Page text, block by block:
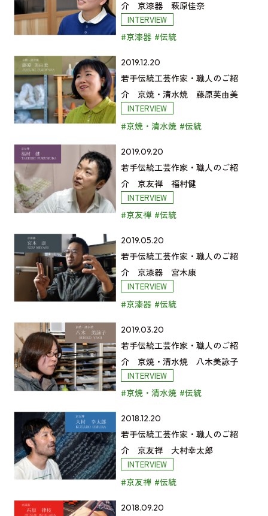
を
読
む
翔
子
記
事
を
読
む
介
京
焼・
清
水
焼
山
口
加
の
記
事
を
読
む
職
人
ご
紹
介
京
友
禅
眞
鍋
沙
智
事
を
む
伝
統
工
芸
作
家・
職
人
ご
紹
介
京
漆
器
萩
原
記
事
を
読
む
介 京漆器 萩原佳奈
INTERVIEW
#京漆器 #伝統
若
手
伝
統
工
芸
作
家・
職
人
紹
介
焼・
清
水
焼
藤
原
美
の
記
事
を
2019.12.20
若手伝統工芸作家・職人のご紹
介 京焼・清水焼 藤原芙由美
INTERVIEW
#京焼・清水焼 #伝統
若
手
伝
統
工
芸
作
家・
ご
紹
介
京
友
禅
福
村
健
の
事
2019.09.20
若手伝統工芸作家・職人のご紹
介 京友禅 福村健
INTERVIEW
#京友禅 #伝統
手
伝
工
芸
作
家・
職
人
紹
介
京
漆
器
2019.05.20
若手伝統工芸作家・職人のご紹
介 京漆器 宮木康
INTERVIEW
#京漆器 #伝統
若
手
伝
統
工
芸
作
家・
職
人
ご
2019.03.20
若手伝統工芸作家・職人のご紹
介 京焼・清水焼 八木美詠子
INTERVIEW
#京焼・清水焼 #伝統
手
伝
統
工
芸
2018.12.20
若手伝統工芸作家・職人のご紹
介 京友禅 大村幸太郎
INTERVIEW
#京友禅 #伝統
若
2018.09.20